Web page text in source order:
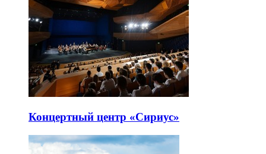
Концертный центр «Сириус»